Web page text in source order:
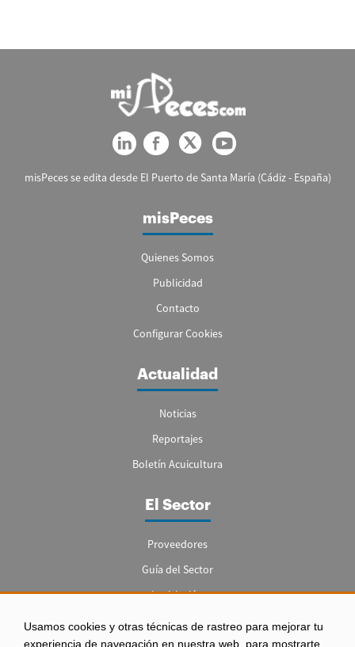
Usamos cookies y otras técnicas de rastreo para mejorar tu
experiencia de navegación en nuestra web, para mostrarte
misPeces se edita desde El Puerto de Santa María (Cádiz - España)
misPeces
Quienes Somos
Publicidad
Contacto
Configurar Cookies
Actualidad
Noticias
Reportajes
Boletín Acuicultura
El Sector
Proveedores
Guía del Sector
Legislación
Empleo